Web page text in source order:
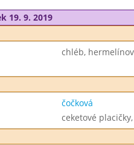
19. 9. 2019
chléb,
čočková
ceketové